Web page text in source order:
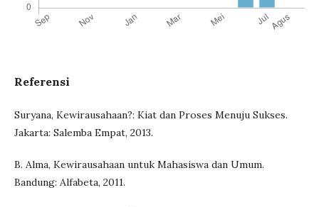
Referensi
Suryana, Kewirausahaan?: Kiat dan Proses Menuju Sukses.
Jakarta: Salemba Empat, 2013.
B. Alma, Kewirausahaan untuk Mahasiswa dan Umum.
Bandung: Alfabeta, 2011.